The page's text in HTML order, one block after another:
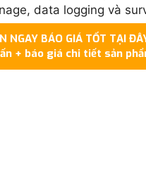
data logging và
NGAY BÁO GIÁ TỐT TẠI
+ báo giá chi tiết sản